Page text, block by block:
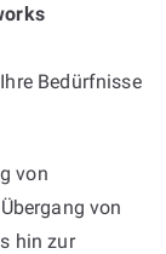
Bedürfnisse
von
von
hin zur